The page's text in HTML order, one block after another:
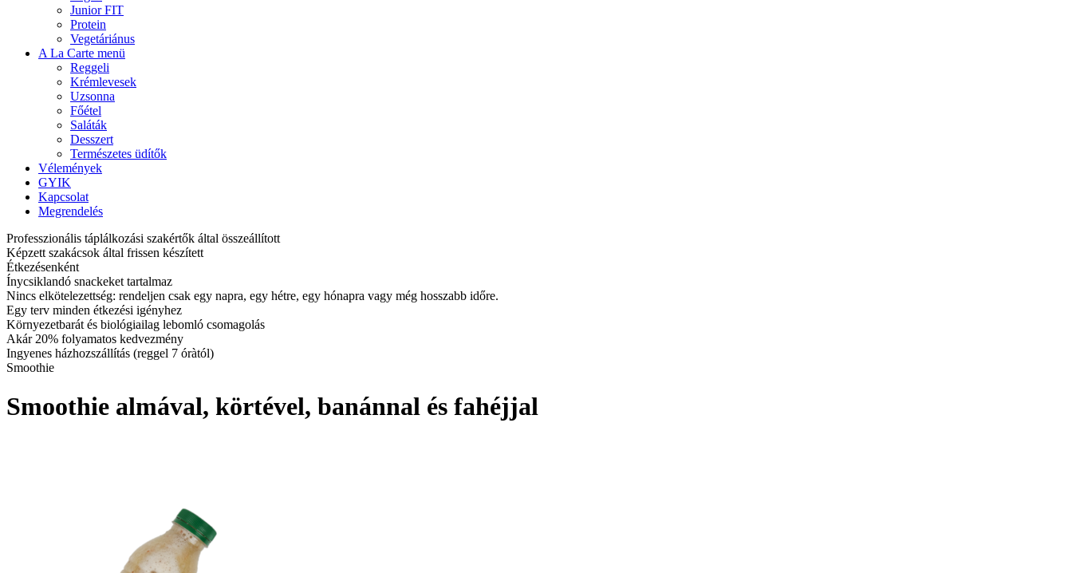
Junior FIT
Protein
Vegetáriánus
A La Carte menü
Reggeli
Krémlevesek
Uzsonna
Főétel
Saláták
Desszert
Természetes üdítők
Vélemények
GYIK
Kapcsolat
Megrendelés
Professzionális táplálkozási szakértők által összeállított
Képzett szakácsok által frissen készített
Étkezésenként
Ínycsiklandó snackeket tartalmaz
Nincs elkötelezettség: rendeljen csak egy napra, egy hétre, egy hónapra vagy még hosszabb időre.
Egy terv minden étkezési igényhez
Környezetbarát és biológiailag lebomló csomagolás
Akár 20% folyamatos kedvezmény
Ingyenes házhozszállítás (reggel 7 óràtól)
Smoothie
Smoothie almával, körtével, banánnal és fahéjjal